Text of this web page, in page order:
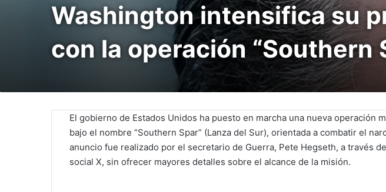
Washington intensifica su
con la operación “Southern
El gobierno de Estados Unidos ha puesto en marcha una nueva operación
bajo el nombre “Southern Spar” (Lanza del Sur), orientada a combatir el
anuncio fue realizado por el secretario de Guerra, Pete Hegseth, a través
social X, sin ofrecer mayores detalles sobre el alcance de la misión.